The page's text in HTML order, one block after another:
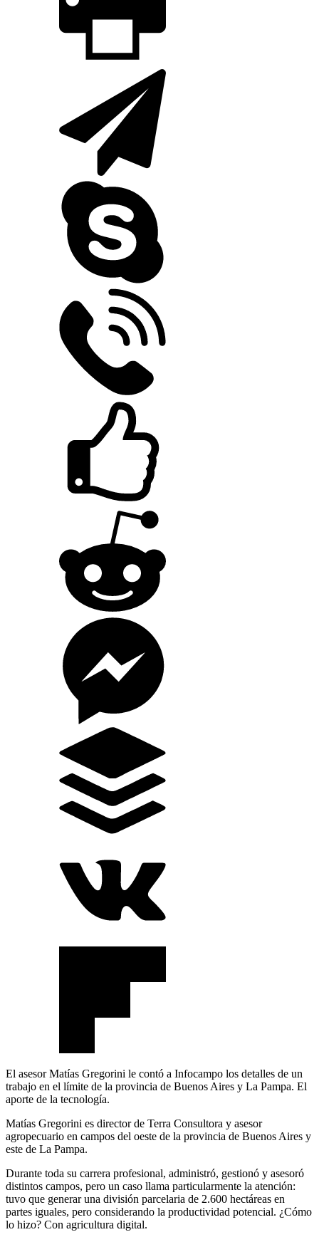
El asesor Matías Gregorini le contó a Infocampo los detalles de un
trabajo en el límite de la provincia de Buenos Aires y La Pampa. El
aporte de la tecnología.
Matías Gregorini es director de Terra Consultora y asesor
agropecuario en campos del oeste de la provincia de Buenos Aires y
este de La Pampa.
Durante toda su carrera profesional, administró, gestionó y asesoró
distintos campos, pero un caso llama particularmente la atención:
tuvo que generar una división parcelaria de 2.600 hectáreas en
partes iguales, pero considerando la productividad potencial. ¿Cómo
lo hizo? Con agricultura digital.